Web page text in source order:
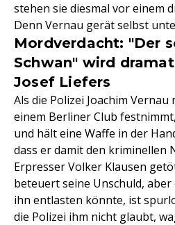
stehen sie diesmal vor einem
Denn Vernau gerät selbst
Mordverdacht: "Der
Schwan" wird
Josef Liefers
Als die Polizei Joachim
einem Berliner Club
und hält eine Waffe in der
dass er damit den kriminellen
Erpresser Volker Klausen
beteuert seine Unschuld,
ihn entlasten könnte, ist
die Polizei ihm nicht glaubt,